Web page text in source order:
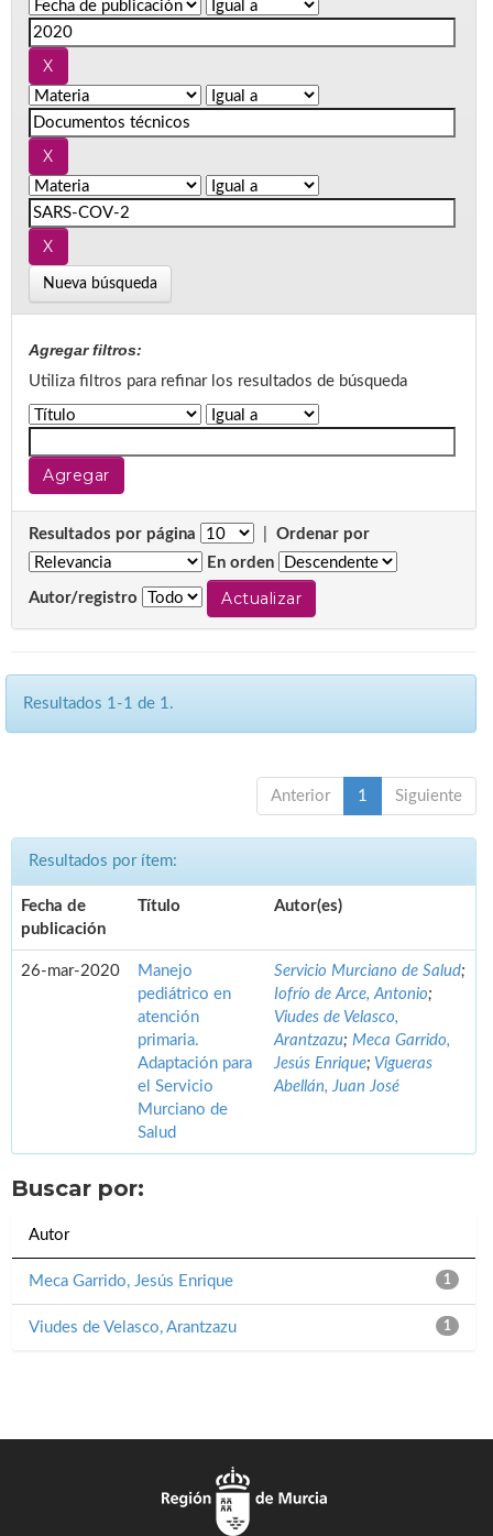
Nueva búsqueda
Agregar filtros:
Utiliza filtros para refinar los resultados de búsqueda
Resultados por página
Ordenar por
En orden
Autor/registro
Resultados 1-1 de 1.
Anterior 1 Siguiente
Resultados por ítem:
Fecha de
publicación
Título Autor(es)
26-mar-2020
Manejo
pediátrico en
atención
primaria.
Adaptación para
el Servicio
Murciano de
Salud
Servicio Murciano de Salud;
Iofrío de Arce, Antonio;
Viudes de Velasco,
Arantzazu; Meca Garrido,
Jesús Enrique; Vigueras
Abellán, Juan José
Buscar por:
Autor
1
Meca Garrido, Jesús Enrique
1
Viudes de Velasco, Arantzazu